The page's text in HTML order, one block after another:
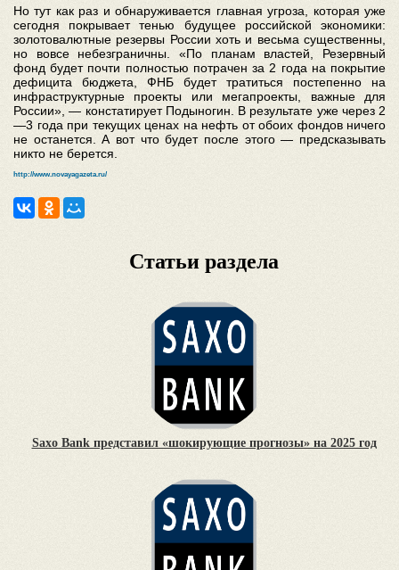
Но тут как раз и обнаруживается главная угроза, которая уже
сегодня покрывает тенью будущее российской экономики:
золотовалютные резервы России хоть и весьма существенны,
но вовсе небезграничны. «По планам властей, Резервный
фонд будет почти полностью потрачен за 2 года на покрытие
дефицита бюджета, ФНБ будет тратиться постепенно на
инфраструктурные проекты или мегапроекты, важные для
России», — констатирует Подыногин. В результате уже через 2
—3 года при текущих ценах на нефть от обоих фондов ничего
не останется. А вот что будет после этого — предсказывать
никто не берется.
http://www.novayagazeta.ru/
Статьи раздела
Saxo Bank представил «шокирующие прогнозы» на 2025 год